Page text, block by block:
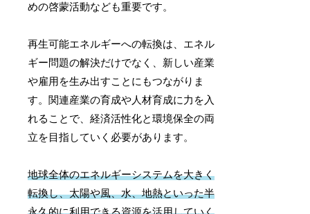
めの啓蒙活動なども重要です。
再生可能エネルギーへの転換は、エネル
ギー問題の解決だけでなく、新しい産業
や雇用を生み出すことにもつながりま
す。関連産業の育成や人材育成に力を入
れることで、経済活性化と環境保全の両
立を目指していく必要があります。
地球全体のエネルギーシステムを大きく
転換し、太陽や風、水、地熱といった半